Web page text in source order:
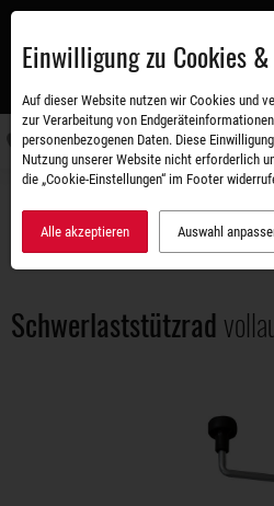
Zum
Schwerlaststützrad vollautomatisch
Schwerlaststützrad
Einwilligung zu Cookies
Auf dieser Website nutzen wir Cookies und
zur Verarbeitung von
personenbezogenen Daten. Diese
Nutzung unserer Website nicht erforderlich
die „Cookie-Einstellungen“ im Footer
Alle akzeptieren Auswahl